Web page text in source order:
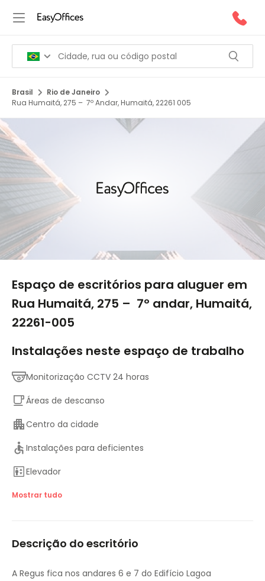
Brasil
Rio de Janeiro
Rua Humaitá, 275 – 7º Andar, Humaitá, 22261 005
Espaço de escritórios para aluguer em
Rua Humaitá, 275 – 7º andar, Humaitá,
22261-005
Instalações neste espaço de trabalho
Monitorização CCTV 24 horas
Áreas de descanso
Centro da cidade
Instalações para deficientes
Elevador
Principais ligações de transportes
Sanduíche / Café Bar no local
Mostrar tudo
Descrição do escritório
A Regus fica nos andares 6 e 7 do Edifício Lagoa